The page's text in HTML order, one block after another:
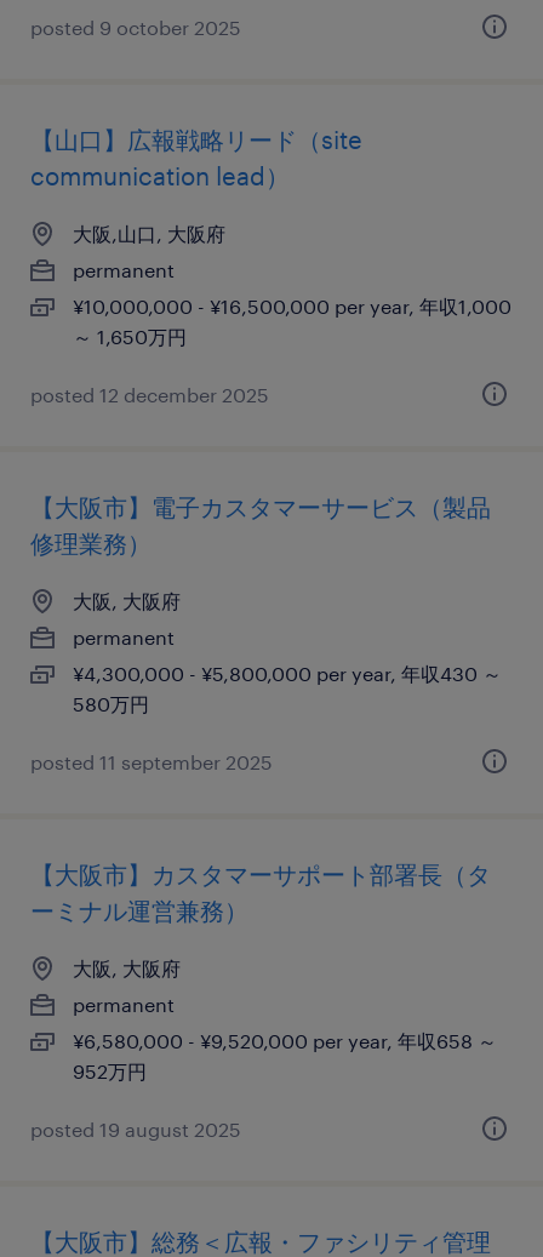
posted 9 october 2025
【山口】広報戦略リード（site
communication lead）
大阪,山口, 大阪府
permanent
¥10,000,000 - ¥16,500,000 per year, 年収1,000
～ 1,650万円
posted 12 december 2025
【大阪市】電子カスタマーサービス（製品
修理業務）
大阪, 大阪府
permanent
¥4,300,000 - ¥5,800,000 per year, 年収430 ～
580万円
posted 11 september 2025
【大阪市】カスタマーサポート部署長（タ
ーミナル運営兼務）
大阪, 大阪府
permanent
¥6,580,000 - ¥9,520,000 per year, 年収658 ～
952万円
posted 19 august 2025
【大阪市】総務＜広報・ファシリティ管理